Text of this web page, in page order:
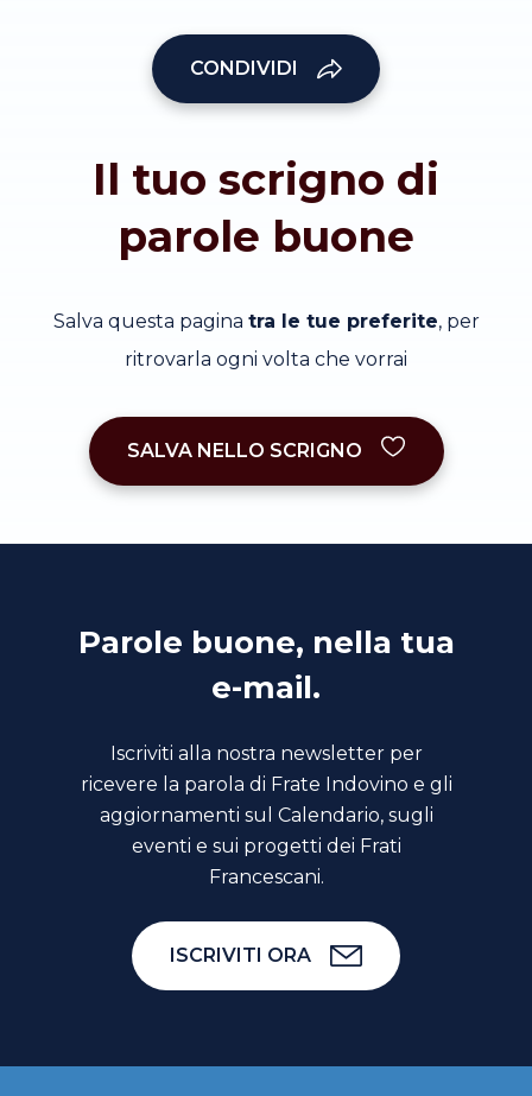
CONDIVIDI
Il tuo scrigno di
parole buone
Salva questa pagina tra le tue preferite, per
ritrovarla ogni volta che vorrai
SALVA NELLO SCRIGNO
Parole buone, nella tua
e-mail.
Iscriviti alla nostra newsletter per
ricevere la parola di Frate Indovino e gli
aggiornamenti sul Calendario, sugli
eventi e sui progetti dei Frati
Francescani.
ISCRIVITI ORA